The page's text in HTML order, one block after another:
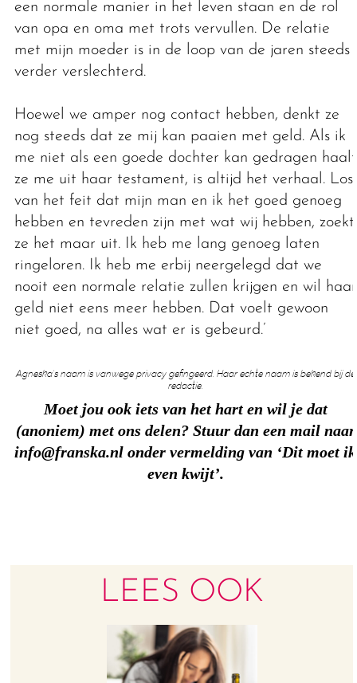
een normale manier in het leven staan en de rol
van opa en oma met trots vervullen. De relatie
met mijn moeder is in de loop van de jaren steeds
verder verslechterd.
Hoewel we amper nog contact hebben, denkt ze
nog steeds dat ze mij kan paaien met geld. Als ik
me niet als een goede dochter kan gedragen haalt
ze me uit haar testament, is altijd het verhaal. Los
van het feit dat mijn man en ik het goed genoeg
hebben en tevreden zijn met wat wij hebben, zoekt
ze het maar uit. Ik heb me lang genoeg laten
ringeloren. Ik heb me erbij neergelegd dat we
nooit een normale relatie zullen krijgen en wil haar
geld niet eens meer hebben. Dat voelt gewoon
niet goed, na alles wat er is gebeurd.’
Agneska’s naam is vanwege privacy gefingeerd. Haar echte naam is bekend bij de
redactie.
Moet jou ook iets van het hart en wil je dat
(anoniem) met ons delen? Stuur dan een mail naar
info@franska.nl onder vermelding van ‘Dit moet ik
even kwijt’.
LEES OOK